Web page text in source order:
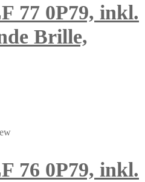
77 0P79, inkl.
Brille,
76 0P79, inkl.